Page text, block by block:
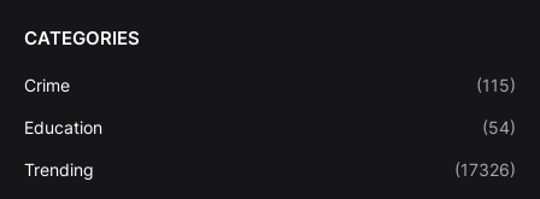
CATEGORIES
Crime (115)
Education (54)
Trending (17326)